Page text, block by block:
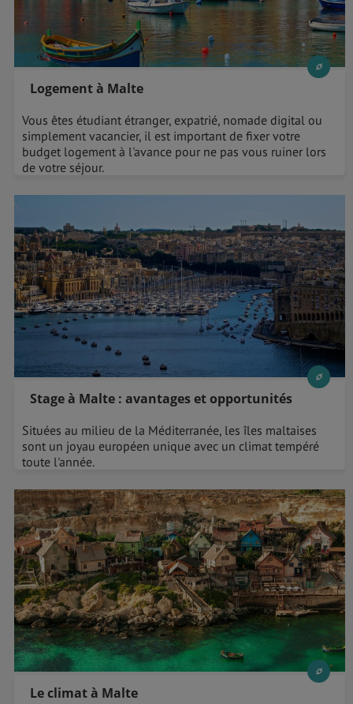
Logement à Malte
Vous êtes étudiant étranger, expatrié, nomade digital ou
simplement vacancier, il est important de fixer votre
budget logement à l'avance pour ne pas vous ruiner lors
de votre séjour.
Stage à Malte : avantages et opportunités
Situées au milieu de la Méditerranée, les îles maltaises
sont un joyau européen unique avec un climat tempéré
toute l'année.
Le climat à Malte